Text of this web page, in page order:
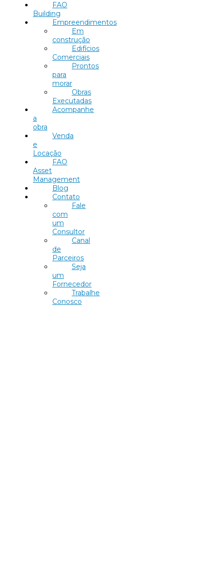
FAO
Building
Empreendimentos
Em
construção
Edifícios
Comerciais
Prontos
para
morar
Obras
Executadas
Acompanhe
a
obra
Venda
e
Locação
FAO
Asset
Management
Blog
Contato
Fale
com
um
Consultor
Canal
de
Parceiros
Seja
um
Fornecedor
Trabalhe
Conosco